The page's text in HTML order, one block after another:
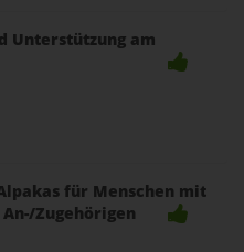
Unterstützung am
für Menschen mit
Zugehörigen